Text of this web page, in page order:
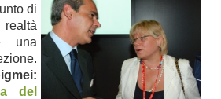
di
una
del